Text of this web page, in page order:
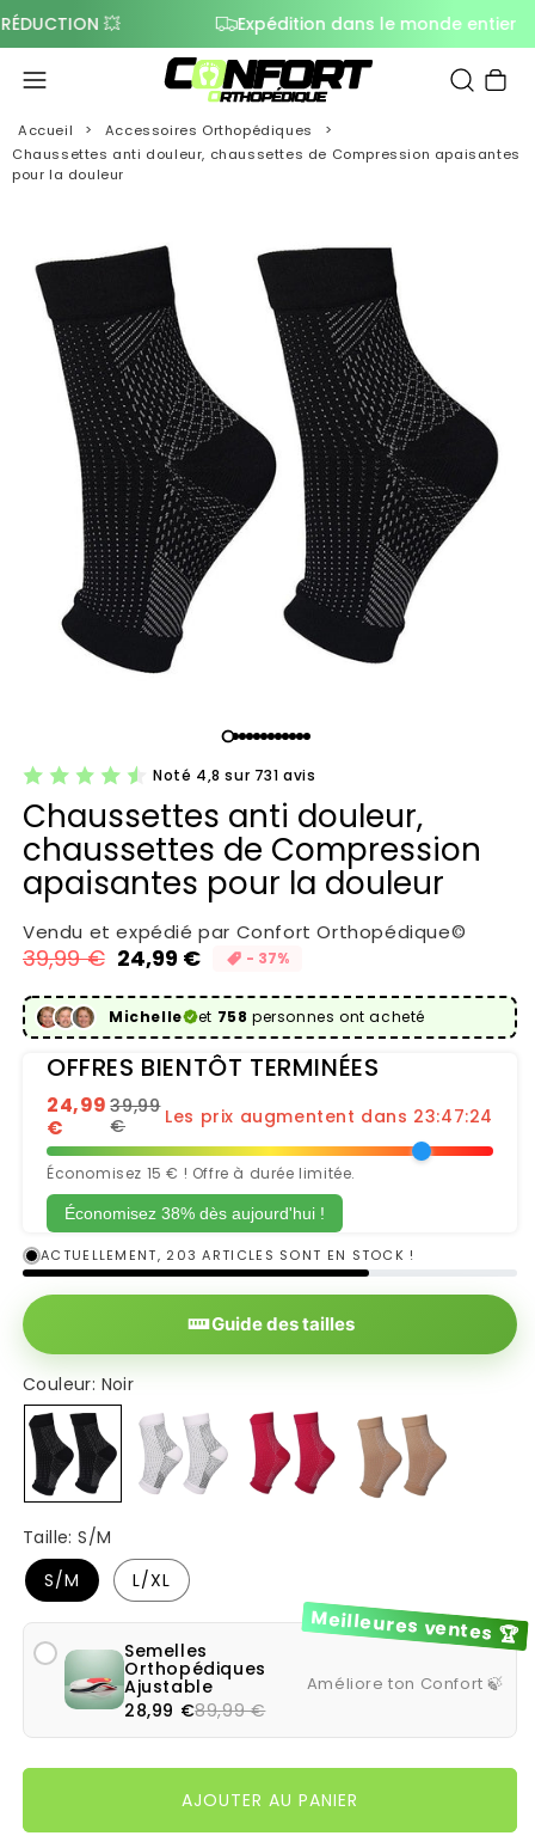
💥 Expédition dans le monde entier
Panier
Accueil
Accessoires Orthopédiques
Chaussettes anti douleur, chaussettes de Compression apaisantes
pour la douleur
Noté 4,8 sur 731 avis
Chaussettes anti douleur,
chaussettes de Compression
apaisantes pour la douleur
Vendu et expédié par Confort Orthopédique©
Prix habituel
39,99 €
Prix promotionnel
24,99 € - 37%
Michelle et 758 personnes ont acheté
OFFRES BIENTÔT TERMINÉES
24,99
€
39,99
€
Les prix augmentent dans 23:47:23
Économisez 15 € ! Offre à durée limitée.
Économisez 38% dès aujourd'hui !
ACTUELLEMENT, 203 ARTICLES SONT EN STOCK !
Guide des tailles
Couleur: Noir
Noir Blanc Rouge Beige
Taille:S/M
S/M
L/XL
Meilleures ventes 🏆
Semelles
Orthopédiques
Ajustable
28,99 €89,99 €
Améliore ton Confort 🍃
AJOUTER AU PANIER